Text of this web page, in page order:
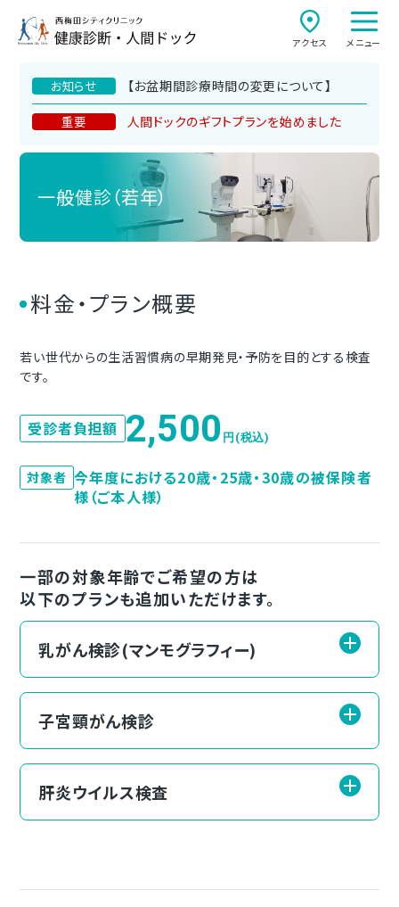
メニュー
アクセス
お知らせ 【お盆期間診療時間の変更について】
重要 人間ドックのギフトプランを始めました
一般健診（若年）
料金・プラン概要
若い世代からの生活習慣病の早期発見・予防を目的とする検査
です。
受診者負担額 2,500 円(税込)
対象者 今年度における20歳・25歳・30歳の被保険者
様（ご本人様）
一部の対象年齢でご希望の方は
以下のプランも追加いただけます。
乳がん検診(マンモグラフィー)
子宮頸がん検診
肝炎ウイルス検査